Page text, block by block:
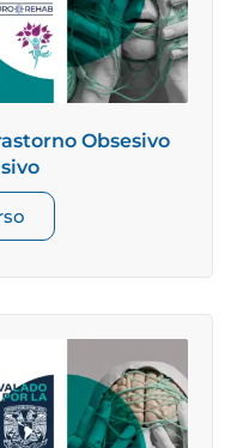
Obsesivo